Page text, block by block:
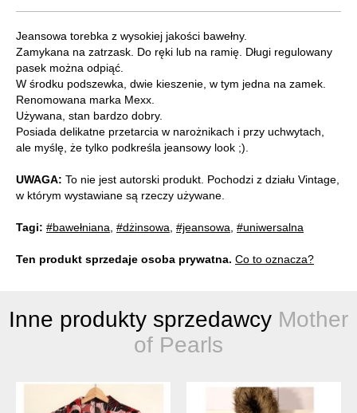
Jeansowa torebka z wysokiej jakości bawełny.
Zamykana na zatrzask. Do ręki lub na ramię. Długi regulowany
pasek można odpiąć.
W środku podszewka, dwie kieszenie, w tym jedna na zamek.
Renomowana marka Mexx.
Używana, stan bardzo dobry.
Posiada delikatne przetarcia w narożnikach i przy uchwytach,
ale myślę, że tylko podkreśla jeansowy look ;).
UWAGA: To nie jest autorski produkt. Pochodzi z działu Vintage,
w którym wystawiane są rzeczy używane.
Tagi: #bawełniana, #dżinsowa, #jeansowa, #uniwersalna
Ten produkt sprzedaje osoba prywatna. Co to oznacza?
Inne produkty sprzedawcy Mother
of Pearls